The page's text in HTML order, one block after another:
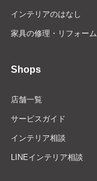
インテリアのはなし
家具の修理・リフォーム
Shops
店舗一覧
サービスガイド
インテリア相談
LINEインテリア相談